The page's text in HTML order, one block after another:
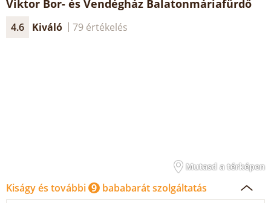
Viktor Bor- és Vendégház Balatonmáriafürdő
4.6 Kiváló 79 értékelés
Mutasd a térképen
Kiságy és további 9 bababarát szolgáltatás